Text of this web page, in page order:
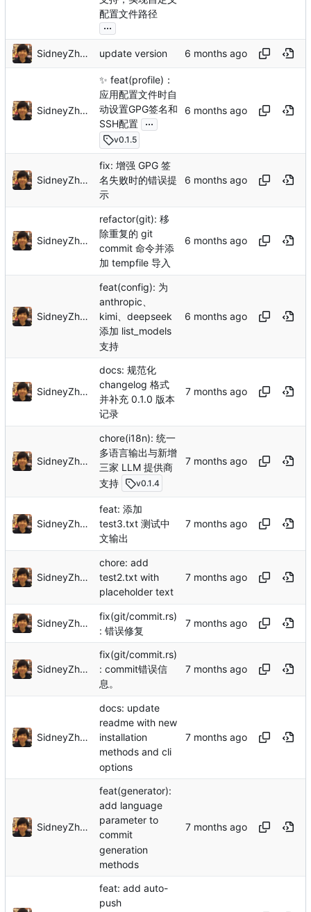
配置文件路径
...
SidneyZhang update version
SidneyZhang
✨ feat(profile)：
应用配置文件时自
动设置GPG签名和
SSH配置 ...
v0.1.5
SidneyZhang
fix: 增强 GPG 签
名失败时的错误提
示
SidneyZhang
refactor(git): 移
除重复的 git
commit 命令并添
加 tempfile 导入
SidneyZhang
feat(config): 为
anthropic、
kimi、deepseek
添加 list_models
支持
SidneyZhang
docs: 规范化
changelog 格式
并补充 0.1.0 版本
记录
SidneyZhang
chore(i18n): 统一
多语言输出与新增
三家 LLM 提供商
支持
v0.1.4
SidneyZhang
feat: 添加
test3.txt 测试中
文输出
SidneyZhang
chore: add
test2.txt with
placeholder text
SidneyZhang
fix(git/commit.rs)
: 错误修复
SidneyZhang
fix(git/commit.rs)
: commit错误信
息。
SidneyZhang
docs: update
readme with new
installation
methods and cli
options
SidneyZhang
feat(generator):
add language
parameter to
commit
generation
methods
feat: add auto-
push